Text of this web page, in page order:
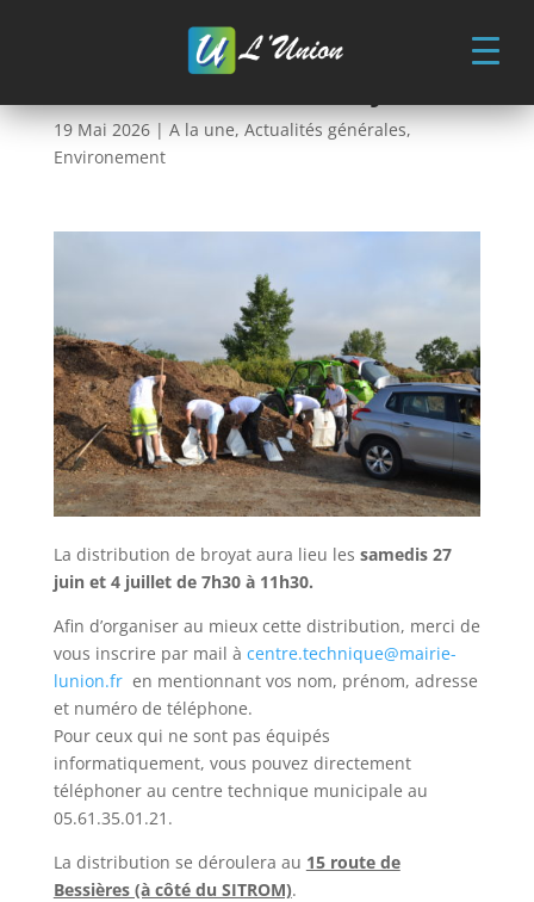
Distribution de Broyat
19 Mai 2026|A la une,Actualités générales,
Environement
La distribution de broyat aura lieu les samedis 27
juin et 4 juillet de 7h30 à 11h30.
Afin d’organiser au mieux cette distribution, merci de
vous inscrire par mail à centre.technique@mairie-
lunion.fren mentionnant vos nom, prénom, adresse
et numéro de téléphone.
Pour ceux qui ne sont pas équipés
informatiquement, vous pouvez directement
téléphoner au centre technique municipale au
05.61.35.01.21.
La distribution se déroulera au 15 route de
Bessières (à côté du SITROM).